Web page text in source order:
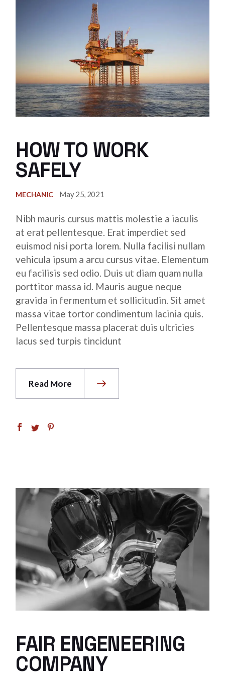
HOW TO WORK
SAFELY
MECHANIC May 25, 2021
Nibh mauris cursus mattis molestie a iaculis
at erat pellentesque. Erat imperdiet sed
euismod nisi porta lorem. Nulla facilisi nullam
vehicula ipsum a arcu cursus vitae. Elementum
eu facilisis sed odio. Duis ut diam quam nulla
porttitor massa id. Mauris augue neque
gravida in fermentum et sollicitudin. Sit amet
massa vitae tortor condimentum lacinia quis.
Pellentesque massa placerat duis ultricies
lacus sed turpis tincidunt
Read More
FAIR ENGENEERING
COMPANY